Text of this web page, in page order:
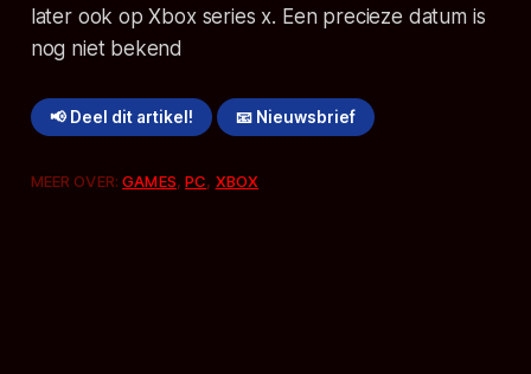
later ook op Xbox series x. Een precieze datum is
nog niet bekend
📢 Deel dit artikel! 📧 Nieuwsbrief
MEER OVER:GAMES,PC, XBOX